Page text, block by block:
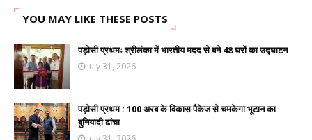
YOU MAY LIKE THESE POSTS
पड़ोसी प्रथमः श्रीलंका में भारतीय मदद से बने 48 घरों का उद्घाटन
July 31, 2026
पड़ोसी प्रथम : 100 अरब के विकास पैकेज से चमकेगा भूटान का
बुनियादी ढांचा